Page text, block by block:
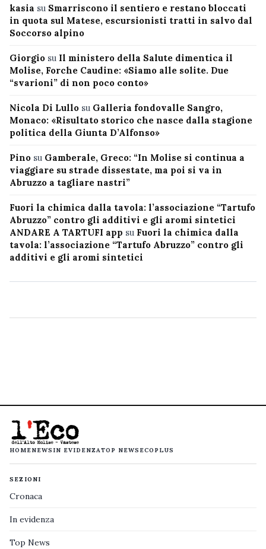
kasia su Smarriscono il sentiero e restano bloccati
in quota sul Matese, escursionisti tratti in salvo dal
Soccorso alpino
Giorgio su Il ministero della Salute dimentica il
Molise, Forche Caudine: «Siamo alle solite. Due
“svarioni” di non poco conto»
Nicola Di Lullo su Galleria fondovalle Sangro,
Monaco: «Risultato storico che nasce dalla stagione
politica della Giunta D’Alfonso»
Pino su Gamberale, Greco: “In Molise si continua a
viaggiare su strade dissestate, ma poi si va in
Abruzzo a tagliare nastri”
Fuori la chimica dalla tavola: l’associazione “Tartufo
Abruzzo” contro gli additivi e gli aromi sintetici
ANDARE A TARTUFI app su Fuori la chimica dalla
tavola: l’associazione “Tartufo Abruzzo” contro gli
additivi e gli aromi sintetici
HOMENEWS IN EVIDENZATOP NEWS ECOPLUS
SEZIONI
Cronaca
In evidenza
Top News